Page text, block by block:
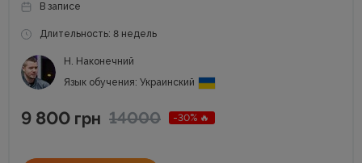
В записе
Длительность: 8 недель
Н. Наконечний
Язык обучения: Украинский
9 800 грн 14000 -30% 🔥